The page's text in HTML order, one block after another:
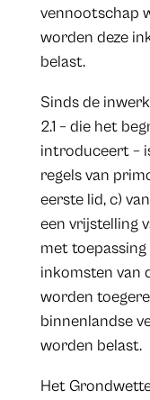
vennootschap
worden deze
belast.
Sinds de
2.1 – die het
introduceert –
regels van
eerste lid, c)
een vrijstelling
met toepassing
inkomsten van
worden
binnenlandse
worden belast.
Het